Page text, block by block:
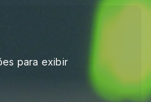
para exibir